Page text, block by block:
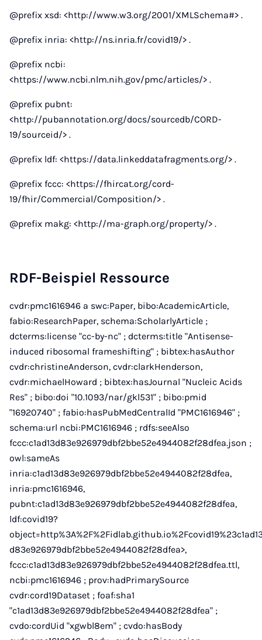
@prefix xsd: <http://www.w3.org/2001/XMLSchema#> .
@prefix inria: <http://ns.inria.fr/covid19/> .
@prefix ncbi:
<https://www.ncbi.nlm.nih.gov/pmc/articles/> .
@prefix pubnt:
<http://pubannotation.org/docs/sourcedb/CORD-
19/sourceid/> .
@prefix ldf: <https://data.linkeddatafragments.org/> .
@prefix fccc: <https://fhircat.org/cord-
19/fhir/Commercial/Composition/> .
@prefix makg: <http://ma-graph.org/property/> .
RDF-Beispiel Ressource
cvdr:pmc1616946 a swc:Paper, bibo:AcademicArticle,
fabio:ResearchPaper, schema:ScholarlyArticle ;
dcterms:license "cc-by-nc" ; dcterms:title "Antisense-
induced ribosomal frameshifting" ; bibtex:hasAuthor
cvdr:christineAnderson, cvdr:clarkHenderson,
cvdr:michaelHoward ; bibtex:hasJournal "Nucleic Acids
Res" ; bibo:doi "10.1093/nar/gkl531" ; bibo:pmid
"16920740" ; fabio:hasPubMedCentralId "PMC1616946" ;
schema:url ncbi:PMC1616946 ; rdfs:seeAlso
fccc:c1ad13d83e926979dbf2bbe52e4944082f28dfea.json ;
owl:sameAs
inria:c1ad13d83e926979dbf2bbe52e4944082f28dfea,
inria:pmc1616946,
pubnt:c1ad13d83e926979dbf2bbe52e4944082f28dfea,
ldf:covid19?
d83e926979dbf2bbe52e4944082f28dfea>,
fccc:c1ad13d83e926979dbf2bbe52e4944082f28dfea.ttl,
ncbi:pmc1616946 ; prov:hadPrimarySource
cvdr:cord19Dataset ; foaf:sha1
"c1ad13d83e926979dbf2bbe52e4944082f28dfea" ;
cvdo:cordUid "xgwbl8em" ; cvdo:hasBody